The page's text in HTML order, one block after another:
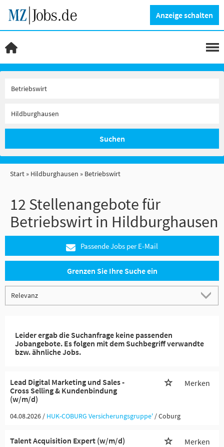
Anzeige schalten
Suchen
Start Hildburghausen Betriebswirt
12 Stellenangebote für
Betriebswirt in Hildburghausen
Passende Jobs per E-Mail
Grenzen Sie Ihre Suche ein
Leider ergab die Suchanfrage keine passenden
Jobangebote. Es folgen mit dem Suchbegriff verwandte
bzw. ähnliche Jobs.
Lead Digital Marketing und Sales -
Cross Selling & Kundenbindung
(w/m/d)
Merken
04.08.2026 / HUK-COBURG Versicherungsgruppe' / Coburg
Talent Acquisition Expert (w/m/d) Merken